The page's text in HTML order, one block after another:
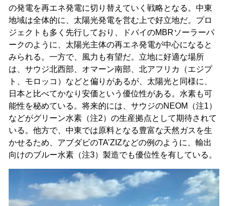
の発電を再エネ発電に切り替えていく戦略となる。中東
地域は全体的に、太陽光発電を営む上で好立地だ。プロ
ジェクトも多く先行しており、ドバイのMBRソーラーパ
ークのように、太陽光主体の再エネ発電が中心になると
みられる。一方で、風力も有望だ。立地に好適な場所
は、サウジ北西部、オマーン南部、北アフリカ（エジプ
ト、モロッコ）などと偏りがあるが、太陽光と同様に、
日本と比べてかなり安価という優位性がある。水素も可
能性を秘めている。将来的には、サウジのNEOM（注1）
などがグリーン水素（注2）の生産拠点として期待されて
いる。他方で、中東では原料となる豊富な天然ガスを生
かせるため、アブダビのTA’ZIZなどの例のように、輸出
向けのブルー水素（注3）製造でも優位性を有している。